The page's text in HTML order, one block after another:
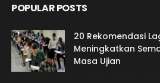
POPULAR POSTS
20 Rekomendasi
Meningkatkan
Masa Ujian